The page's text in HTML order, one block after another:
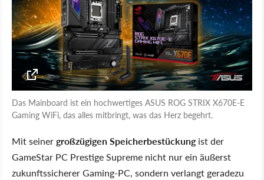
Das Mainboard ist ein hochwertiges ASUS ROG STRIX X670E-E
Gaming WiFi, das alles mitbringt, was das Herz begehrt.
Mit seinergroßzügigen Speicherbestückungist der
GameStar PC Prestige Supreme nicht nur ein äußerst
zukunftssicherer Gaming-PC, sondern verlangt geradezu